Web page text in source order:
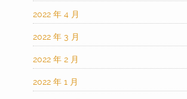
2022 年 4 月
2022 年 3 月
2022 年 2 月
2022 年 1 月